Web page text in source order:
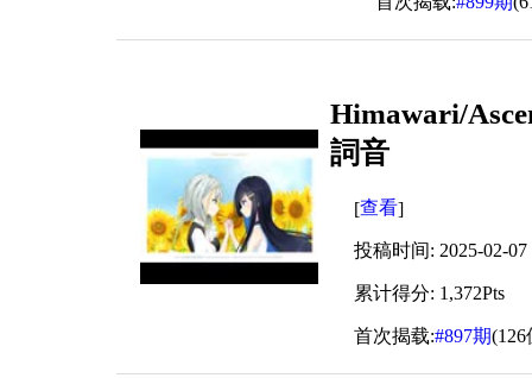
Himawari/
詞音
[查看]
投稿时间: 2025-02-07
累计得分: 1,372Pts
首次揭载:#897期(126